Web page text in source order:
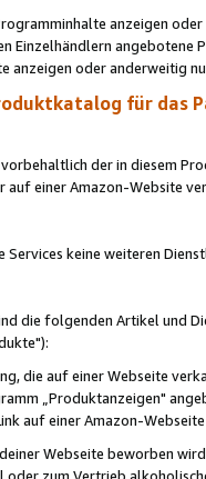
anzeigen
Einzelhändlern
oder anderweitig
für das
der in diesem
auf einer Amazon-Website
Services keine weiteren
die folgenden Artikel und
die auf einer Webseite
„Produktanzeigen"
auf einer Amazon-
Webseite beworben